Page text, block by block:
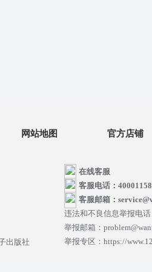
网站地图 官方店铺
出版社
在线客服
客服电话：
客服邮箱：
违法和不良信息举报电
举报邮箱：
举报专区：https://